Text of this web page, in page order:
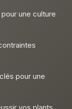
une culture
pour une